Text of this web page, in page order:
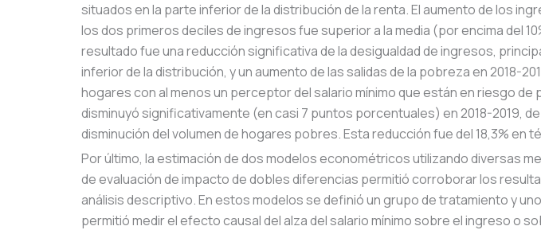
situados en la parte inferior de la distribución de la renta. El aumento de los
los dos primeros deciles de ingresos fue superior a la media (por encima del
resultado fue una reducción significativa de la desigualdad de ingresos,
inferior de la distribución, y un aumento de las salidas de la pobreza en 2018-
hogares con al menos un perceptor del salario mínimo que están en riesgo de
disminuyó significativamente (en casi 7 puntos porcentuales) en 2018-2019,
disminución del volumen de hogares pobres. Esta reducción fue del 18,3% en
Por último, la estimación de dos modelos econométricos utilizando diversas
de evaluación de impacto de dobles diferencias permitió corroborar los
análisis descriptivo. En estos modelos se definió un grupo de tratamiento y
permitió medir el efecto causal del alza del salario mínimo sobre el ingreso o